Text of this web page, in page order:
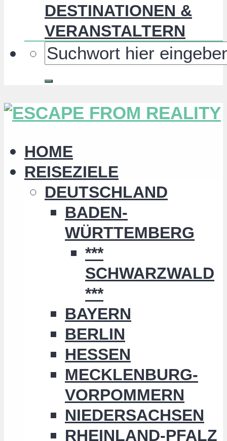
DESTINATIONEN &
VERANSTALTERN
HOME
REISEZIELE
DEUTSCHLAND
BADEN-
WÜRTTEMBERG
***
SCHWARZWALD
***
BAYERN
BERLIN
HESSEN
MECKLENBURG-
VORPOMMERN
NIEDERSACHSEN
RHEINLAND-PFALZ